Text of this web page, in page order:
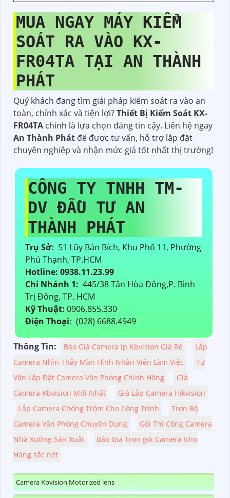
MUA NGAY MÁY KIỂM
SOÁT RA VÀO KX-
FR04TA TẠI AN THÀNH
PHÁT
Quý khách đang tìm giải pháp kiểm soát ra vào an
toàn, chính xác và tiện lợi?Thiết Bị Kiểm Soát KX-
FR04TA chính là lựa chọn đáng tin cậy. Liên hệ ngay
An Thành Phát để được tư vấn, hỗ trợ lắp đặt
chuyên nghiệp và nhận mức giá tốt nhất thị trường!
CÔNG TY TNHH TM-
DV ĐẦU TƯ AN
THÀNH PHÁT
Trụ Sở: 51 Lũy Bán Bích, Khu Phố 11, Phường
Phú Thạnh, TP.HCM
Hotline: 0938.11.23.99
Chi Nhánh 1: 445/38 Tân Hòa Đông,P. Bình
Trị Đông, TP. HCM
Kỹ Thuật: 0906.855.330
Điện Thoại: (028) 6688.4949
Thông Tin: Báo Giá Camera Ip Kbvision Giá Rè
Lắp
Camera Nhìn Thấy Màn Hình Nhân Viên Làm Việc
Tư
Vấn Lắp Đặt Camera Văn Phòng Chính Hãng
Giá
Camera Kbvision Mới Nhất
Giá Lắp Camera Hikvision
Lắp Camera Chống Trộm Cho Cộng Trình
Trọn Bộ
Camera Văn Phòng Chuyên Dụng
Gói Thi Công Camera
Nhà Xưởng Sản Xuất
Báo Giá Trọn gói Camera Kho
Hàng sắc nét
Camera Kbvision Motorized lens